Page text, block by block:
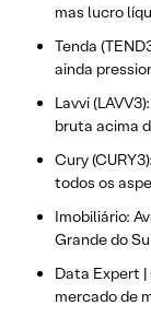
mas lucro
Tenda
ainda
Lavvi
bruta acima
Cury
todos os
Imobiliário:
Grande do
Data Expert
mercado de